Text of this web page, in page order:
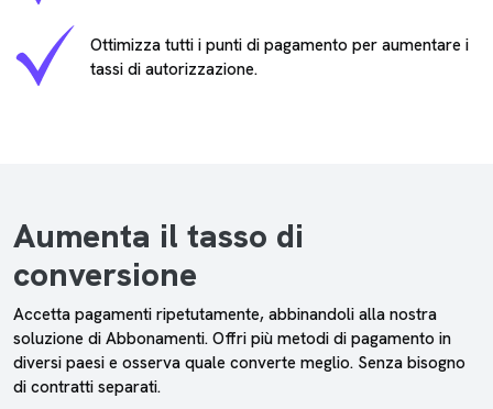
Ottimizza tutti i punti di pagamento per aumentare i
tassi di autorizzazione.
Aumenta il tasso di
conversione
Accetta pagamenti ripetutamente, abbinandoli alla nostra
soluzione di Abbonamenti. Offri più metodi di pagamento in
diversi paesi e osserva quale converte meglio. Senza bisogno
di contratti separati.